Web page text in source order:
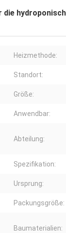
die
Heizmethode:
Standort:
Größe:
Anwendbar:
Abteilung:
Spezifikation:
Ursprung:
Packungsgröße:
Baumaterialien: